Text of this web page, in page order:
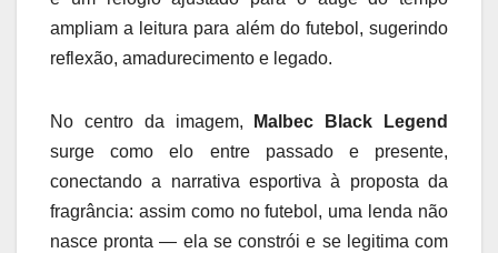
ampliam a leitura para além do futebol, sugerindo
reflexão, amadurecimento e legado.
No centro da imagem,
Malbec Black Legend
surge como elo entre passado e presente,
conectando a narrativa esportiva à proposta da
fragrância: assim como no futebol, uma lenda não
nasce pronta — ela se constrói e se legitima com